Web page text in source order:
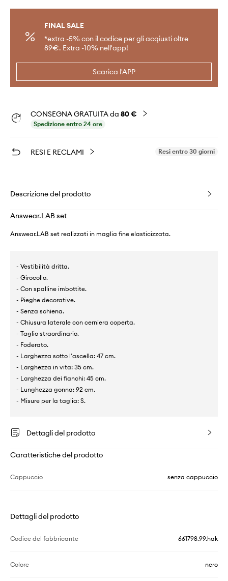
FINAL SALE
*extra -5% con il codice per gli acqiusti oltre
89€. Extra -10% nell'app!
Scarica l'APP
CONSEGNA GRATUITA da 80 €
Spedizione entro 24 ore
RESI E RECLAMI Resi entro 30 giorni
Descrizione del prodotto
Answear.LAB set
Answear.LAB set realizzati in maglia fine elasticizzata.
- Vestibilità dritta.
- Girocollo.
- Con spalline imbottite.
- Pieghe decorative.
- Senza schiena.
- Chiusura laterale con cerniera coperta.
- Taglio straordinario.
- Foderato.
- Larghezza sotto l'ascella: 47 cm.
- Larghezza in vita: 35 cm.
- Larghezza dei fianchi: 45 cm.
- Lunghezza gonna: 92 cm.
- Misure per la taglia: S.
Dettagli del prodotto
Caratteristiche del prodotto
Cappuccio senza cappuccio
Dettagli del prodotto
Codice del fabbricante 661798.99.hak
Colore nero